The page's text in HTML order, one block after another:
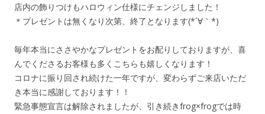
店内の飾りつけもハロウィン仕様にチェンジしました！
＊プレゼントは無くなり次第、終了となります(*´∀｀*)
毎年本当にささやかなプレゼントをお配りしておりますが、喜
んでくださるお客様も多くこちらも嬉しくなります！
コロナに振り回され続けた一年ですが、変わらずご来店いただ
き本当に感謝しております！！
緊急事態宣言は解除されましたが、引き続きfrog×frogでは時